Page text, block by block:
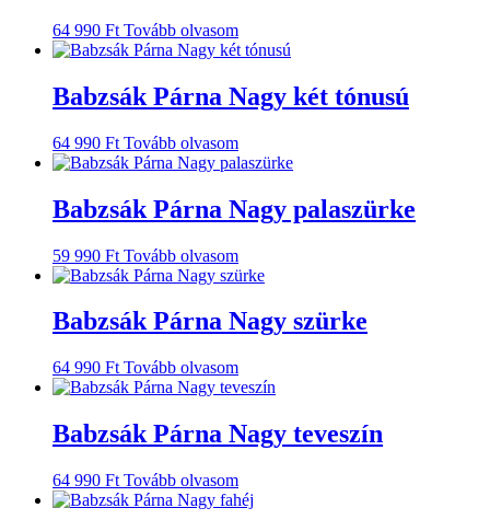
64 990 Ft Tovább olvasom
Babzsák Párna Nagy két tónusú
64 990 Ft Tovább olvasom
Babzsák Párna Nagy palaszürke
59 990 Ft Tovább olvasom
Babzsák Párna Nagy szürke
64 990 Ft Tovább olvasom
Babzsák Párna Nagy teveszín
64 990 Ft Tovább olvasom